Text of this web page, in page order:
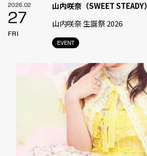
2026.02
27
FRI
EVENT
山内咲奈（SWEET STEADY）
山内咲奈 生誕祭 2026